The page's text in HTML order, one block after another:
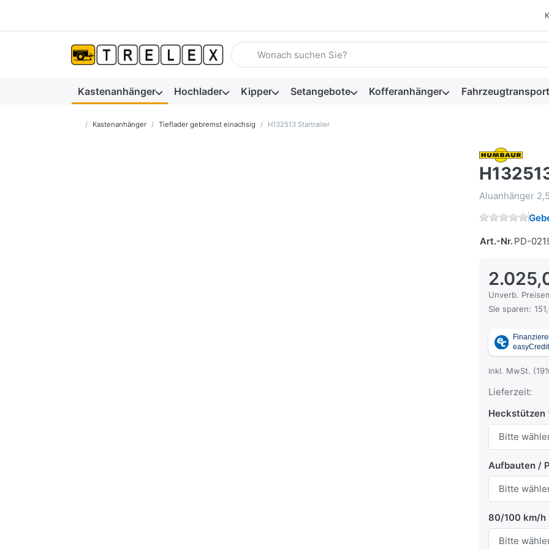
Geben Sie einen Suchbegriff ein. Während Sie tippen, erscheinen
Kastenanhänger Hochlader Kipper Setangebote Kofferanhänger
Startseite
Kastenanhänger Tieflader gebremst einachsig H132513 Startrailer
Aluanhänger
Art.-Nr.PD-
Unverb.
Die UVP ist
Sie sparen:
inkl. MwSt.
Lieferzeit:
Heckstützen
Aufbauten /
80/100 km/h